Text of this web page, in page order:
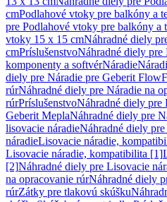
cmPodlahové vtoky pre balkóny a
pre Podlahové vtoky pre balkóny a
vtoky 15 x 15 cmNáhradné diely
cmPríslušenstvoNáhradné diely pre
komponenty a softvérNáradie
diely pre Náradie pre Geberit
rúrNáhradné diely pre Náradie na
rúrPríslušenstvoNáhradné diely pre
Geberit MeplaNáhradné diely pre
lisovacie náradieNáhradné diely
náradieLisovacie náradie,
Lisovacie náradie, kompatibilita [1]
[2]Náhradné diely pre Lisovacie
na opracovanie rúrNáhradné diely
rúrZátky pre tlakovú skúšku